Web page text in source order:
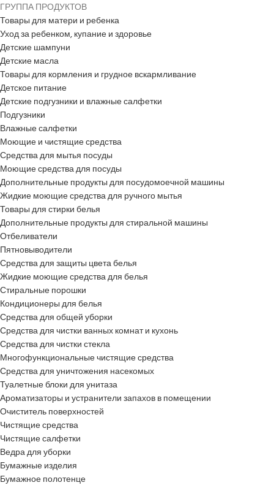
ГРУППА ПРОДУКТОВ
Товары для матери и ребенка
Уход за ребенком, купание и здоровье
Детские шампуни
Детские масла
Товары для кормления и грудное вскармливание
Детское питание
Детские подгузники и влажные салфетки
Подгузники
Влажные салфетки
Моющие и чистящие средства
Средства для мытья посуды
Моющие средства для посуды
Дополнительные продукты для посудомоечной машины
Жидкие моющие средства для ручного мытья
Товары для стирки белья
Дополнительные продукты для стиральной машины
Отбеливатели
Пятновыводители
Средства для защиты цвета белья
Жидкие моющие средства для белья
Стиральные порошки
Кондиционеры для белья
Средства для общей уборки
Средства для чистки ванных комнат и кухонь
Средства для чистки стекла
Многофункциональные чистящие средства
Средства для уничтожения насекомых
Туалетные блоки для унитаза
Ароматизаторы и устранители запахов в помещении
Очиститель поверхностей
Чистящие средства
Чистящие салфетки
Ведра для уборки
Бумажные изделия
Бумажное полотенце